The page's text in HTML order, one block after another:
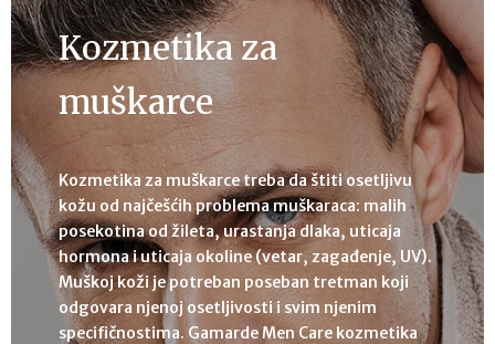
Kozmetika za
muškarce
Kozmetika za muškarce treba da štiti osetljivu
kožu od najčešćih problema muškaraca: malih
posekotina od žileta, urastanja dlaka, uticaja
hormona i uticaja okoline (vetar, zagađenje, UV).
Muškoj koži je potreban poseban tretman koji
odgovara njenoj osetljivosti i svim njenim
specifičnostima. Gamarde Men Care kozmetika